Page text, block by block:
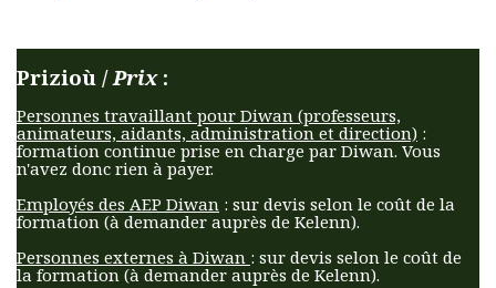
Prizioù /Prix:
Personnes travaillant pour Diwan (professeurs,
animateurs, aidants, administration et direction) :
formation continue prise en charge par Diwan. Vous
n'avez donc rien à payer.
Employés des AEP Diwan : sur devis selon le coût de la
formation (à demander auprès de Kelenn).
Personnes externes à Diwan : sur devis selon le coût de
la formation (à demander auprès de Kelenn).​